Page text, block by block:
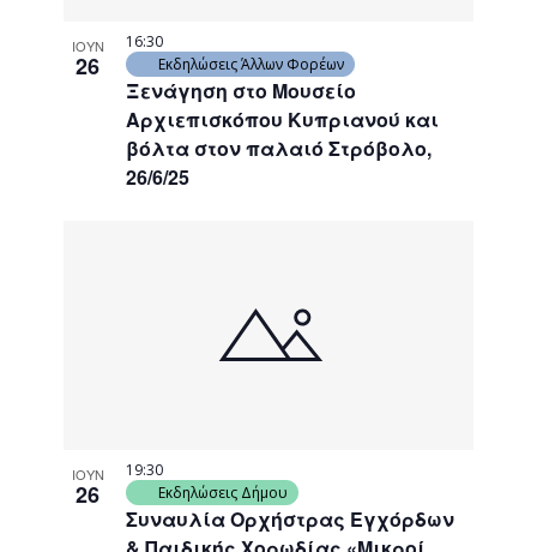
ΙΟΥΝ
26
Ξενάγηση στο Μουσείο
Αρχιεπισκόπου Κυπριανού και
βόλτα στον παλαιό Στρόβολο,
26/6/25
16:30
Εκδηλώσεις Άλλων Φορέων
ΙΟΥΝ
26
Συναυλία Ορχήστρας Εγχόρδων
19:30
Εκδηλώσεις Δήμου